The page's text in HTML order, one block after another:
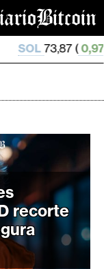
0,97%) TRX
recorte